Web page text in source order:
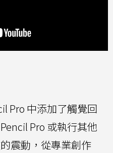
Pro 中添加了觸覺回
Pro 或執行其他
震動，從專業創作